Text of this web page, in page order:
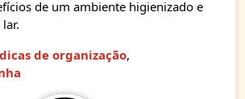
de um ambiente higienizado e
dicas de organização,